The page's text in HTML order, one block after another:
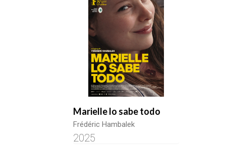
Marielle lo sabe todo
Frédéric Hambalek
2025